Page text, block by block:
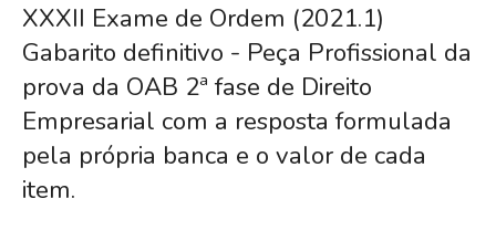
XXXII Exame de Ordem (2021.1)
Gabarito definitivo - Peça Profissional da
prova da OAB 2ª fase de Direito
Empresarial com a resposta formulada
pela própria banca e o valor de cada
item.